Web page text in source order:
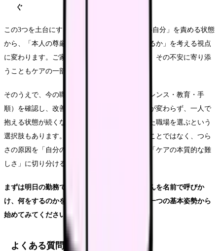
ぐ
この3つを土台にすることで、「うまくできない自分」を責める状態
から、「本人の尊厳を中心にチームでどう支えるか」を考える視点
に変わります。ご家族もまた支援の対象であり、その不安に寄り添
うこともケアの一部です。
そのうえで、今の職場の体制（人員・カンファレンス・教育・手
順）を確認し、改善を提案する。それでも体制が変わらず、一人で
抱える状態が続くなら、認知症ケアに力を入れた職場を選ぶという
選択肢もあります。大切なのは、勢いで辞めることではなく、つら
さの原因を「自分の関わり方」「職場の体制」「ケアの本質的な難
しさ」に切り分けることです。
まずは明日の勤務で、担当する認知症の患者さんを名前で呼びか
け、何をするのかを伝えてから関わる――この一つの基本姿勢から
始めてみてください。
よくある質問